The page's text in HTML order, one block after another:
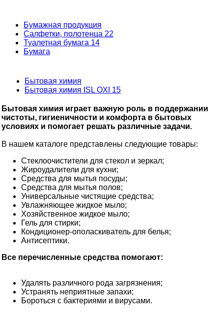
Бумажная продукция
Салфетки, полотенца 22
Туалетная бумага 14
Бумага
Бытовая химия
Бытовая химия ISL OXI 15
Бытовая химия играет важную роль в поддержании
чистоты, гигиеничности и комфорта в бытовых
условиях и помогает решать различные задачи.
В нашем каталоге представлены следующие товары:
Стеклоочистители для стекол и зеркал;
Жироудалители для кухни;
Средства для мытья посуды;
Средства для мытья полов;
Универсальные чистящие средства;
Увлажняющее жидкое мыло;
Хозяйственное жидкое мыло;
Гель для стирки;
Кондиционер-ополаскиватель для белья;
Антисептики.
Все перечисленные средства помогают:
Удалять различного рода загрязнения;
Устранять неприятные запахи;
Бороться с бактериями и вирусами.